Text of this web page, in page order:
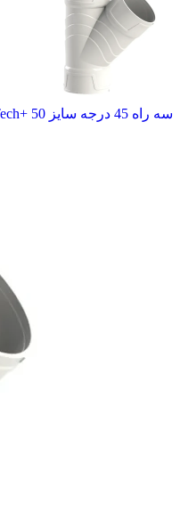
سه راه 45 درجه سایز 50 +Si Tech آتاپایپ